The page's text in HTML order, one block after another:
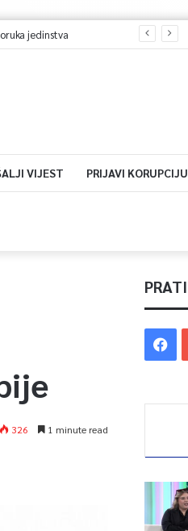
VIJEST PRIJAVI KORUPCIJU
326 1 minute read